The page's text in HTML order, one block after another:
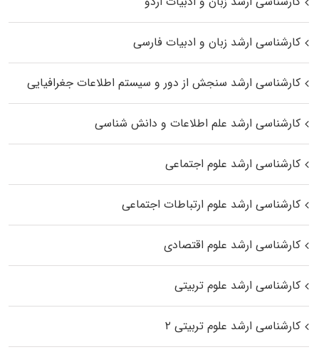
کارشناسی ارشد زبان و ادبیات فارسی
کارشناسی ارشد سنجش از دور و سیستم اطلاعات جغرافیایی
کارشناسی ارشد علم اطلاعات و دانش شناسی
کارشناسی ارشد علوم اجتماعی
کارشناسی ارشد علوم ارتباطات اجتماعی
کارشناسی ارشد علوم اقتصادی
کارشناسی ارشد علوم تربیتی
کارشناسی ارشد علوم تربیتی ۲